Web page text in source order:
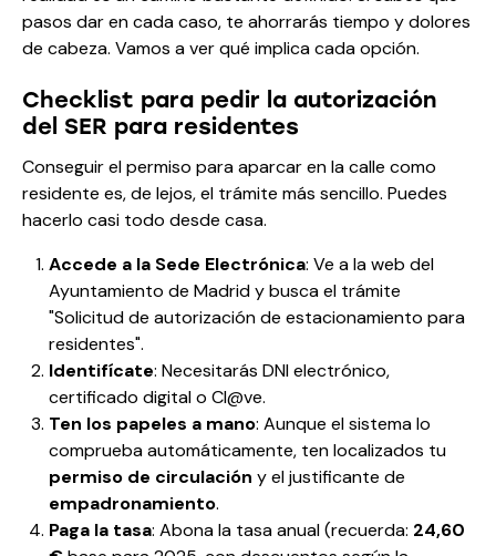
pasos dar en cada caso, te ahorrarás tiempo y dolores
de cabeza. Vamos a ver qué implica cada opción.
Checklist para pedir la autorización
del SER para residentes
Conseguir el permiso para aparcar en la calle como
residente es, de lejos, el trámite más sencillo. Puedes
hacerlo casi todo desde casa.
Accede a la Sede Electrónica: Ve a la web del
Ayuntamiento de Madrid y busca el trámite
"Solicitud de autorización de estacionamiento para
residentes".
Identifícate: Necesitarás DNI electrónico,
certificado digital o Cl@ve.
Ten los papeles a mano: Aunque el sistema lo
comprueba automáticamente, ten localizados tu
permiso de circulación y el justificante de
empadronamiento.
Paga la tasa: Abona la tasa anual (recuerda: 24,60